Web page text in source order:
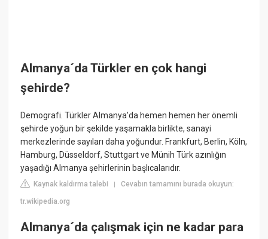
Almanya´da Türkler en çok hangi
şehirde?
Demografi. Türkler Almanya'da hemen hemen her önemli
şehirde yoğun bir şekilde yaşamakla birlikte, sanayi
merkezlerinde sayıları daha yoğundur. Frankfurt, Berlin, Köln,
Hamburg, Düsseldorf, Stuttgart ve Münih Türk azınlığın
yaşadığı Almanya şehirlerinin başlıcalarıdır.
Kaynak kaldırma talebi |Cevabın tamamını burada okuyun:
tr.wikipedia.org
Almanya´da çalışmak için ne kadar para